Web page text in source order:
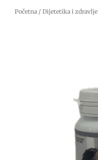
Početna / Dijetetika i zdravlje